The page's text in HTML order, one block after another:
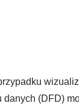
danych (DFD)